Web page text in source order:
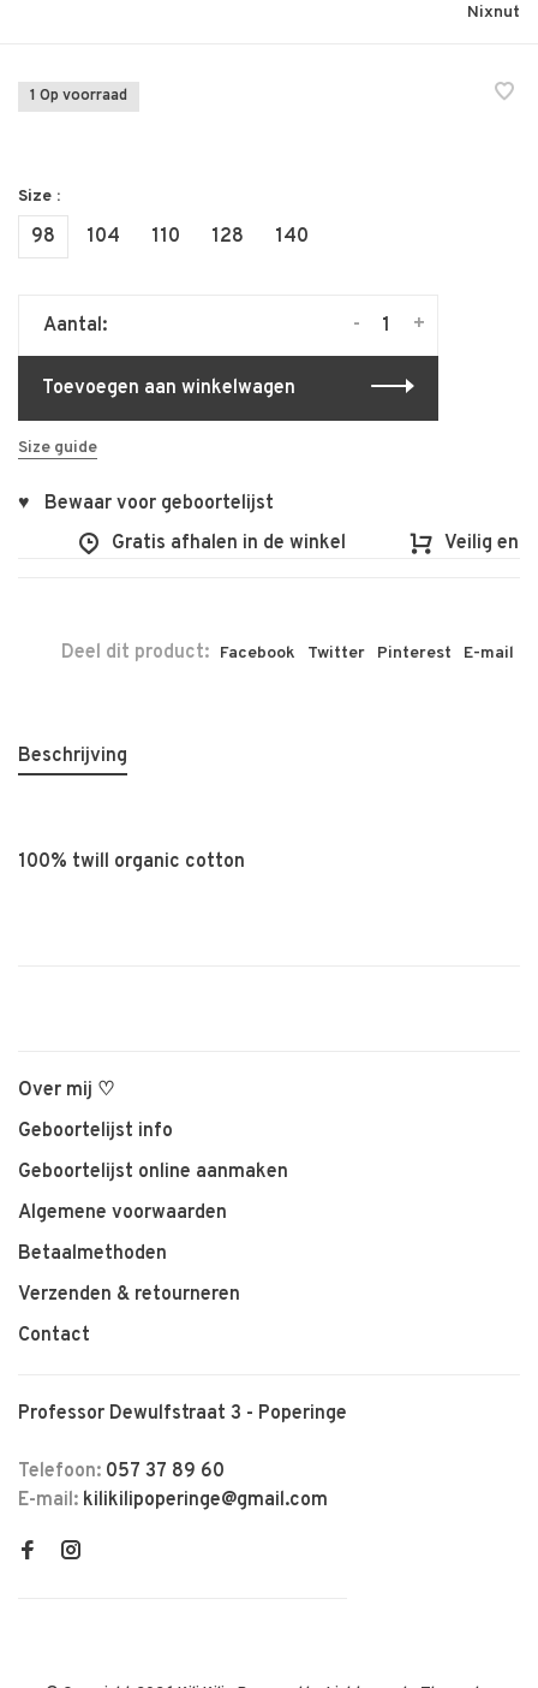
Nixnut
1 Op voorraad
Size :
98 104 110 128 140
Aantal: +
-
Toevoegen aan winkelwagen
Size guide
♥ Bewaar voor geboortelijst
Gratis afhalen in de winkel
Veilig en vlot
Deel dit product: Facebook Twitter Pinterest E-mail
Beschrijving
100% twill organic cotton
Over mij ♡
Geboortelijst info
Geboortelijst online aanmaken
Algemene voorwaarden
Betaalmethoden
Verzenden & retourneren
Contact
Professor Dewulfstraat 3 - Poperinge
Telefoon: 057 37 89 60
E-mail: kilikilipoperinge@gmail.com